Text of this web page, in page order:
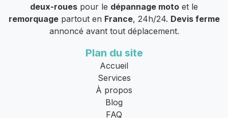
deux-roues pour le dépannage moto et le
remorquagepartout en France, 24h/24. Devis ferme
annoncé avant tout déplacement.
Plan du site
Accueil
Services
À propos
Blog
FAQ